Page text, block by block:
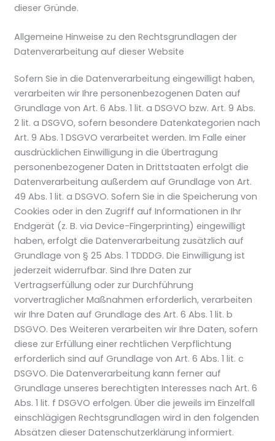
dieser Gründe.
Allgemeine Hinweise zu den Rechtsgrundlagen der
Datenverarbeitung auf dieser Website
Sofern Sie in die Datenverarbeitung eingewilligt haben,
verarbeiten wir Ihre personenbezogenen Daten auf
Grundlage von Art. 6 Abs. 1 lit. a DSGVO bzw. Art. 9 Abs.
2 lit. a DSGVO, sofern besondere Datenkategorien nach
Art. 9 Abs. 1 DSGVO verarbeitet werden. Im Falle einer
ausdrücklichen Einwilligung in die Übertragung
personenbezogener Daten in Drittstaaten erfolgt die
Datenverarbeitung außerdem auf Grundlage von Art.
49 Abs. 1 lit. a DSGVO. Sofern Sie in die Speicherung von
Cookies oder in den Zugriff auf Informationen in Ihr
Endgerät (z. B. via Device-Fingerprinting) eingewilligt
haben, erfolgt die Datenverarbeitung zusätzlich auf
Grundlage von § 25 Abs. 1 TDDDG. Die Einwilligung ist
jederzeit widerrufbar. Sind Ihre Daten zur
Vertragserfüllung oder zur Durchführung
vorvertraglicher Maßnahmen erforderlich, verarbeiten
wir Ihre Daten auf Grundlage des Art. 6 Abs. 1 lit. b
DSGVO. Des Weiteren verarbeiten wir Ihre Daten, sofern
diese zur Erfüllung einer rechtlichen Verpflichtung
erforderlich sind auf Grundlage von Art. 6 Abs. 1 lit. c
DSGVO. Die Datenverarbeitung kann ferner auf
Grundlage unseres berechtigten Interesses nach Art. 6
Abs. 1 lit. f DSGVO erfolgen. Über die jeweils im Einzelfall
einschlägigen Rechtsgrundlagen wird in den folgenden
Absätzen dieser Datenschutzerklärung informiert.